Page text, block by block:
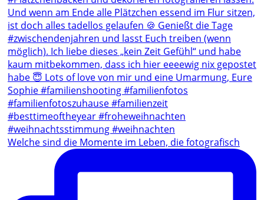
Welche sind die Momente im Leben, die fotografisch